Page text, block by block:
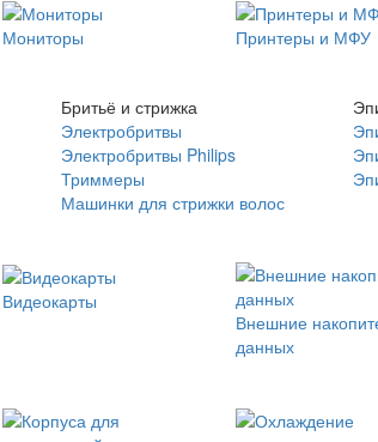
Мониторы
Принтеры и МФУ
Бритьё и стрижка
Электробритвы
Электробритвы Philips
Триммеры
Машинки для стрижки волос
Видеокарты
Внешние
данных